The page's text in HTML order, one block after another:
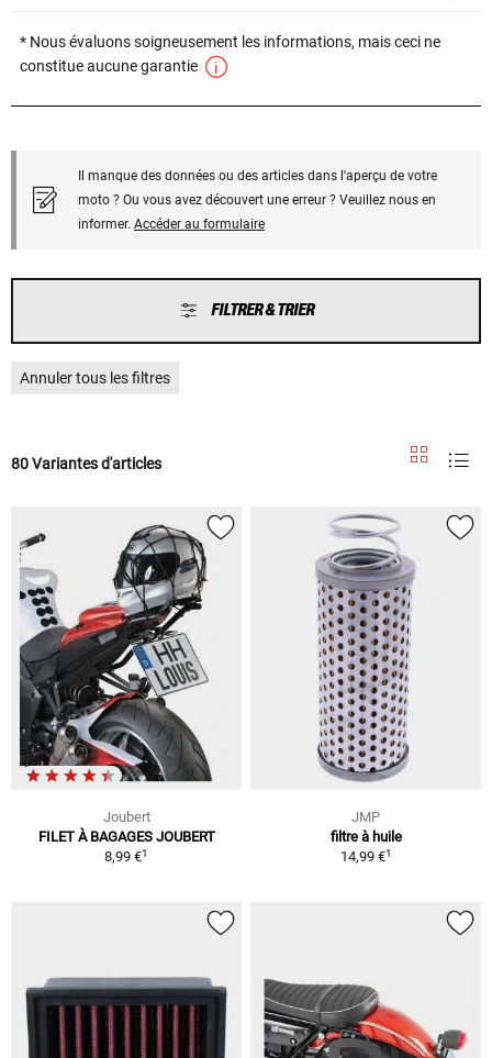
* Nous évaluons soigneusement les informations, mais ceci ne
constitue aucune garantie
Il manque des données ou des articles dans l'aperçu de votre
moto ? Ou vous avez découvert une erreur ? Veuillez nous en
informer. Accéder au formulaire
FILTRER & TRIER
Annuler tous les filtres
80 Variantes d'articles
Joubert
FILET À BAGAGES JOUBERT
8,99 €1
JMP
filtre à huile
14,99 €1